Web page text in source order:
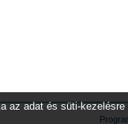
az adat és süti-